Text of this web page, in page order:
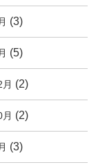
(3)
(5)
(2)
(2)
(3)